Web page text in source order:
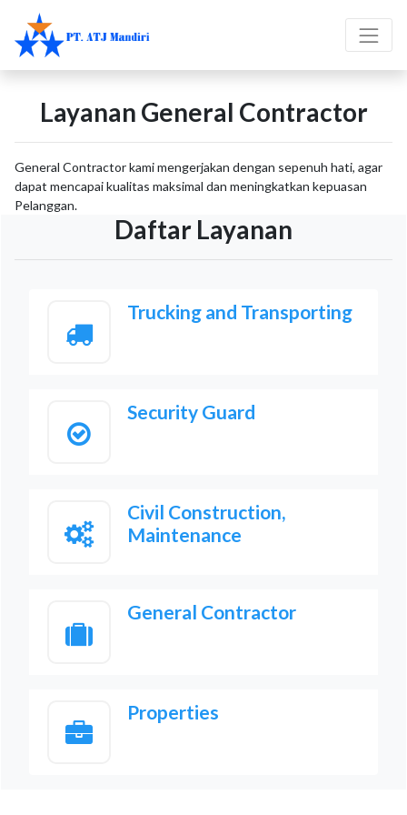
Layanan General Contractor
General Contractor kami mengerjakan dengan sepenuh hati, agar
dapat mencapai kualitas maksimal dan meningkatkan kepuasan
Pelanggan.
Daftar Layanan
Trucking and Transporting
Security Guard
Civil Construction,
Maintenance
General Contractor
Properties